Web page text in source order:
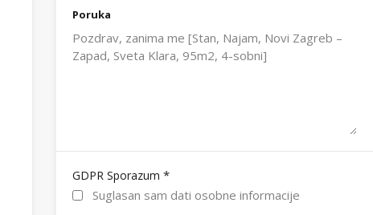
Poruka
GDPR Sporazum *
Suglasan sam dati osobne informacije